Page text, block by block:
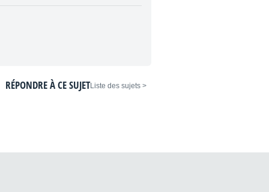
< Liste des sujets
RÉPONDRE À CE SUJET